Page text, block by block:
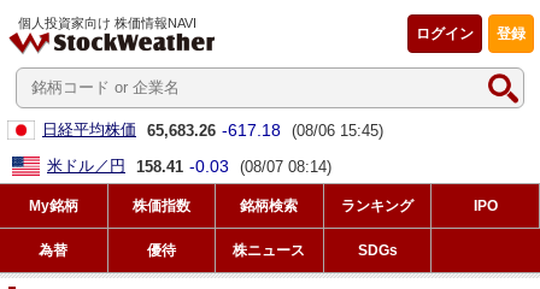
個人投資家向け 株価情報NAVI
登録
ログイン
日経平均株価 65,683.26 -617.18 (08/06 15:45)
米ドル／円
158.41 -0.03 (08/07 08:14)
My銘柄 株価指数 銘柄検索 ランキング IPO
為替 優待 株ニュース SDGs